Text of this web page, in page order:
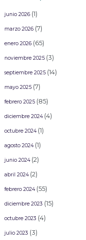
junio 2026(1)
marzo 2026(7)
enero 2026(65)
noviembre 2025(3)
septiembre 2025(14)
mayo 2025(7)
febrero 2025(85)
diciembre 2024(4)
octubre 2024(1)
agosto 2024(1)
junio 2024(2)
abril 2024(2)
febrero 2024(55)
diciembre 2023 (15)
octubre 2023 (4)
julio 2023 (3)